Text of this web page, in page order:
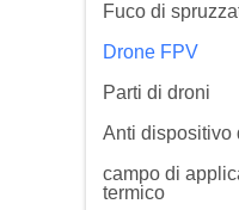
Fuco di
Drone FPV
Parti di droni
Anti dispositivo
campo di
termico